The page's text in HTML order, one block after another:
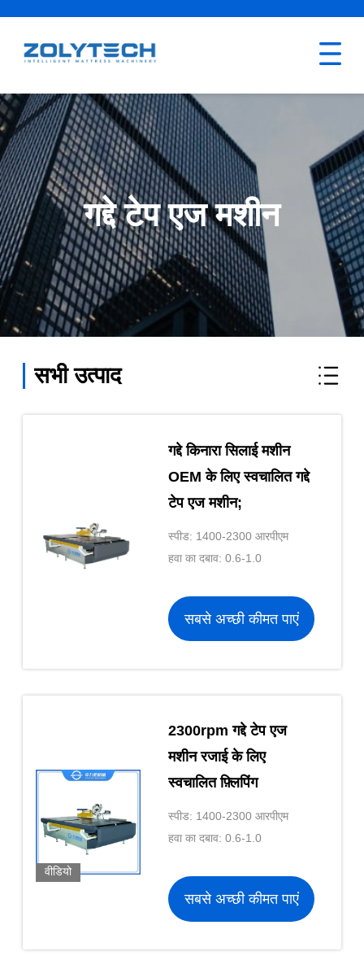
गद्दे टेप एज मशीन
सभी उत्पाद
गद्दे किनारा सिलाई मशीन
OEM के लिए स्वचालित गद्दे
टेप एज मशीन;
स्पीड: 1400-2300 आरपीएम
हवा का दबाव: 0.6-1.0
सबसे अच्छी कीमत पाएं
वीडियो
2300rpm गद्दे टेप एज
मशीन रजाई के लिए
स्वचालित फ़्लिपिंग
स्पीड: 1400-2300 आरपीएम
हवा का दबाव: 0.6-1.0
सबसे अच्छी कीमत पाएं